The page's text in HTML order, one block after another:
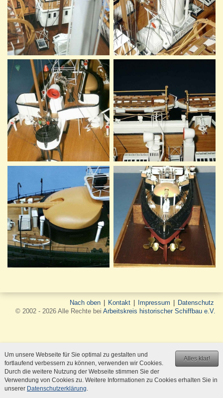
Nach oben | Kontakt | Impressum | Datenschutz
© 2002 - 2026 Alle Rechte bei Arbeitskreis historischer Schiffbau e.V.
Alles klar!
Um unsere Webseite für Sie optimal zu gestalten und
fortlaufend verbessern zu können, verwenden wir Cookies.
Durch die weitere Nutzung der Webseite stimmen Sie der
Verwendung von Cookies zu. Weitere Informationen zu Cookies erhalten Sie in
unserer Datenschutzerklärung